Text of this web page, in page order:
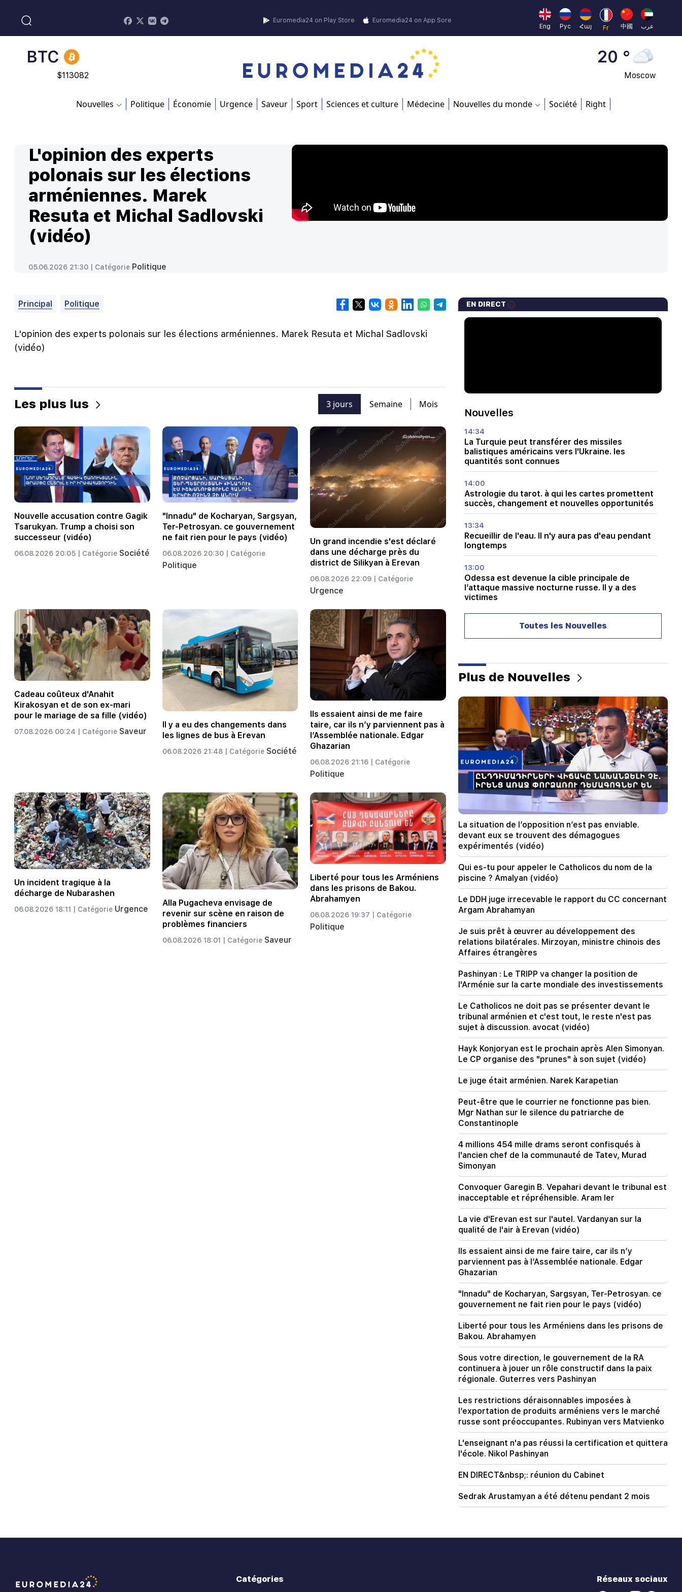
Euromedia24 on Play Store
Euromedia24 on App Sore
Eng
Рус Հայ Fr 中國 عرب BNB
$870.47
BTC
$113082
$4608.63
SOL
213.76
31 °
Yerevan
20 °
Moscow
45 °
Madrid
Nouvelles Politique Économie Urgence Saveur Sport Sciences et culture Médecine Nouvelles du monde Société Right
L'opinion des experts
polonais sur les élections
arméniennes. Marek
Resuta et Michal Sadlovski
(vidéo)
05.06.2026 21:30 | Catégorie Politique
Principal Politique
L'opinion des experts polonais sur les élections arméniennes. Marek Resuta et Michal Sadlovski
(vidéo)
Les plus lus 3 jours Semaine Mois
Nouvelle accusation contre Gagik
Tsarukyan. Trump a choisi son
successeur (vidéo)
06.08.2026 20:05 | Catégorie Société
"Innadu" de Kocharyan, Sargsyan,
Ter-Petrosyan. ce gouvernement
ne fait rien pour le pays (vidéo)
06.08.2026 20:30 | Catégorie
Politique
Un grand incendie s'est déclaré
dans une décharge près du
district de Silikyan à Erevan
06.08.2026 22:09 | Catégorie
Urgence
Cadeau coûteux d'Anahit
Kirakosyan et de son ex-mari
pour le mariage de sa fille (vidéo)
07.08.2026 00:24 | Catégorie Saveur
Il y a eu des changements dans
les lignes de bus à Erevan
06.08.2026 21:48 | Catégorie Société
Ils essaient ainsi de me faire
taire, car ils n’y parviennent pas à
l’Assemblée nationale. Edgar
Ghazarian
06.08.2026 21:16 | Catégorie
Politique
Un incident tragique à la
décharge de Nubarashen
06.08.2026 18:11 | Catégorie Urgence
Alla Pugacheva envisage de
revenir sur scène en raison de
problèmes financiers
06.08.2026 18:01 | Catégorie Saveur
Liberté pour tous les Arméniens
dans les prisons de Bakou.
Abrahamyen
06.08.2026 19:37 | Catégorie
Politique
EN DIRECT
Nouvelles
14:34
La Turquie peut transférer des missiles
balistiques américains vers l'Ukraine. les
quantités sont connues
14:00
Astrologie du tarot. à qui les cartes promettent
succès, changement et nouvelles opportunités
13:34
Recueillir de l'eau. Il n'y aura pas d'eau pendant
longtemps
13:00
Odessa est devenue la cible principale de
l’attaque massive nocturne russe. Il y a des
victimes
Quelle est la situation sur les autoroutes de RA
et à Lars ?
12:09
Un combat qui rappelle un film d'action dans le
village de Dashtavan. il y a plus de 10 blessés
12:00
11 ans sans couper les cheveux. Un résident de
l'Inde a établi un record du monde de longueur
de cheveux
Les scientifiques ont découvert un champignon
qui provoque des hallucinations similaires chez
des personnes de différents pays
11:00
Pas à la place d'un professeur. Le rôle idéal des
robots à l'école a été révélé
10:34
Les scientifiques ont découvert l'une des
caractéristiques clés du langage humain chez
les oiseaux chanteurs
10:00
Le spectacle le plus rare : un drone a filmé la
naissance d'un cachalot au large des côtes
australiennes (vidéo)
01:49
Argam Abrahamyan a été détenu pendant deux
mois
00:17
De nombreuses adresses n’auront pas de gaz
pendant longtemps
23:50
Quel temps fera-t-il dans les prochains jours ?
23:01
Un incident tragique à Erevan
22:50
La situation de l’opposition n’est pas enviable.
devant eux se trouvent des démagogues
expérimentés (vidéo)
21:56
"Felon voulait un beignet de l'hôpital." Gor
Hakobyan a préparé de ses propres mains des
beignets pour son fils (vidéo)
TASS : des envoyés spéciaux américains
pourraient se rendre à Kiev et à Moscou dans
les 10 prochains jours
20:57
Les influenceurs seront condamnés à une
amende de 5 000 $ pour des publicités
20:38
Qui es-tu pour appeler le Catholicos du nom de
la piscine ? Amalyan (vidéo)
Toutes les Nouvelles
Plus de Nouvelles
La situation de l’opposition n’est pas enviable.
devant eux se trouvent des démagogues
expérimentés (vidéo)
Qui es-tu pour appeler le Catholicos du nom de la
piscine ? Amalyan (vidéo)
Le DDH juge irrecevable le rapport du CC concernant
Argam Abrahamyan
Je suis prêt à œuvrer au développement des
relations bilatérales. Mirzoyan, ministre chinois des
Affaires étrangères
Pashinyan : Le TRIPP va changer la position de
l'Arménie sur la carte mondiale des investissements
Le Catholicos ne doit pas se présenter devant le
tribunal arménien et c'est tout, le reste n'est pas
sujet à discussion. avocat (vidéo)
Hayk Konjoryan est le prochain après Alen Simonyan.
Le CP organise des "prunes" à son sujet (vidéo)
Le juge était arménien. Narek Karapetian
Peut-être que le courrier ne fonctionne pas bien.
Mgr Nathan sur le silence du patriarche de
Constantinople
4 millions 454 mille drams seront confisqués à
l'ancien chef de la communauté de Tatev, Murad
Simonyan
Convoquer Garegin B. Vepahari devant le tribunal est
inacceptable et répréhensible. Aram Ier
La vie d'Erevan est sur l'autel. Vardanyan sur la
qualité de l'air à Erevan (vidéo)
Ils essaient ainsi de me faire taire, car ils n’y
parviennent pas à l’Assemblée nationale. Edgar
Ghazarian
"Innadu" de Kocharyan, Sargsyan, Ter-Petrosyan. ce
gouvernement ne fait rien pour le pays (vidéo)
Liberté pour tous les Arméniens dans les prisons de
Bakou. Abrahamyen
Sous votre direction, le gouvernement de la RA
continuera à jouer un rôle constructif dans la paix
régionale. Guterres vers Pashinyan
Les restrictions déraisonnables imposées à
l’exportation de produits arméniens vers le marché
russe sont préoccupantes. Rubinyan vers Matvienko
L'enseignant n'a pas réussi la certification et quittera
l'école. Nikol Pashinyan
EN DIRECT&nbsp;: réunion du Cabinet
Sedrak Arustamyan a été détenu pendant 2 mois
Catégories
Réseaux sociaux